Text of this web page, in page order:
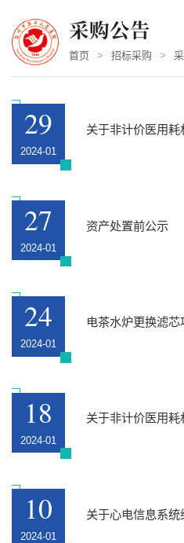
采购公告
首页 > 招标采购 >
29
2024-01
关于非计价医用
27
2024-01
资产处置前公示
24
2024-01
电茶水炉更换滤
18
2024-01
关于非计价医用耗
10
2024-01